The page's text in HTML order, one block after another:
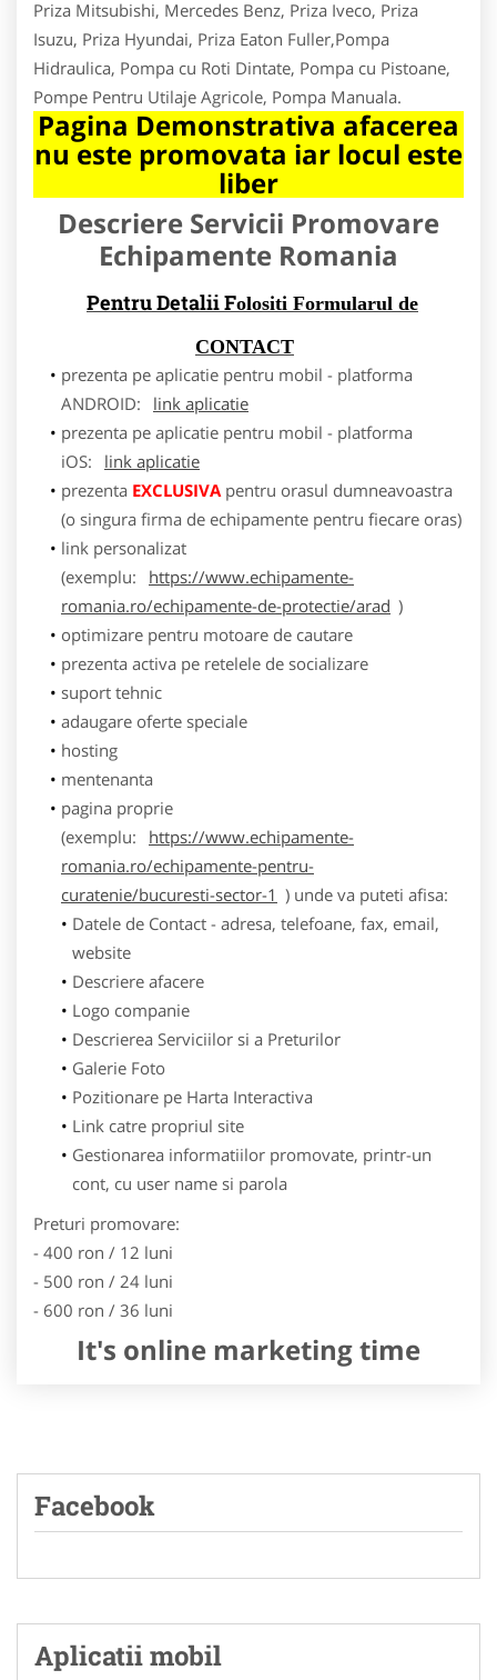
Priza Mitsubishi, Mercedes Benz, Priza Iveco, Priza
Isuzu, Priza Hyundai, Priza Eaton Fuller,Pompa
Hidraulica, Pompa cu Roti Dintate, Pompa cu Pistoane,
Pompe Pentru Utilaje Agricole, Pompa Manuala.
Pagina Demonstrativa afacerea
nu este promovata iar locul este
liber
Descriere Servicii Promovare
Echipamente Romania
Pentru Detalii Folositi Formularul de
CONTACT
prezenta pe aplicatie pentru mobil - platforma
ANDROID:
link aplicatie
prezenta pe aplicatie pentru mobil - platforma
iOS:
link aplicatie
prezenta EXCLUSIVApentru orasul dumneavoastra
(o singura firma de echipamente pentru fiecare oras)
link personalizat
(exemplu:
https://www.echipamente-
romania.ro/echipamente-de-protectie/arad )
optimizare pentru motoare de cautare
prezenta activa pe retelele de socializare
suport tehnic
adaugare oferte speciale
hosting
mentenanta
pagina proprie
(exemplu:
https://www.echipamente-
romania.ro/echipamente-pentru-
curatenie/bucuresti-sector-1 ) unde va puteti afisa:
Datele de Contact - adresa, telefoane, fax, email,
website
Descriere afacere
Logo companie
Descrierea Serviciilor si a Preturilor
Galerie Foto
Pozitionare pe Harta Interactiva
Link catre propriul site
Gestionarea informatiilor promovate, printr-un
cont, cu user name si parola
Preturi promovare:
- 400 ron / 12 luni
- 500 ron / 24 luni
- 600 ron / 36 luni
It's online marketing time
Facebook
Aplicatii mobil